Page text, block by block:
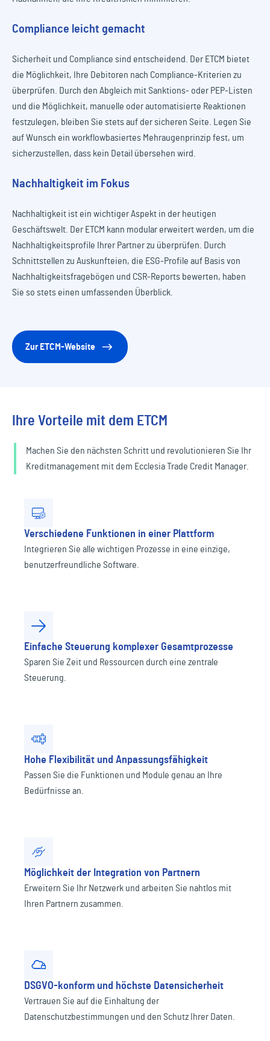
Compliance leicht gemacht
Sicherheit und Compliance sind entscheidend. Der ETCM bietet
die Möglichkeit, Ihre Debitoren nach Compliance-Kriterien zu
überprüfen. Durch den Abgleich mit Sanktions- oder PEP-Listen
und die Möglichkeit, manuelle oder automatisierte Reaktionen
festzulegen, bleiben Sie stets auf der sicheren Seite. Legen Sie
auf Wunsch ein workflowbasiertes Mehraugenprinzip fest, um
sicherzustellen, dass kein Detail übersehen wird.
Nachhaltigkeit im Fokus
Nachhaltigkeit ist ein wichtiger Aspekt in der heutigen
Geschäftswelt. Der ETCM kann modular erweitert werden, um die
Nachhaltigkeitsprofile Ihrer Partner zu überprüfen. Durch
Schnittstellen zu Auskunfteien, die ESG-Profile auf Basis von
Nachhaltigkeitsfragebögen und CSR-Reports bewerten, haben
Sie so stets einen umfassenden Überblick.
Zur ETCM-Website
Ihre Vorteile mit dem ETCM
Machen Sie den nächsten Schritt und revolutionieren Sie Ihr
Kreditmanagement mit dem Ecclesia Trade Credit Manager.
Verschiedene Funktionen in einer Plattform
Integrieren Sie alle wichtigen Prozesse in eine einzige,
benutzerfreundliche Software.
Einfache Steuerung komplexer Gesamtprozesse
Sparen Sie Zeit und Ressourcen durch eine zentrale
Steuerung.
Hohe Flexibilität und Anpassungsfähigkeit
Passen Sie die Funktionen und Module genau an Ihre
Bedürfnisse an.
Möglichkeit der Integration von Partnern
Erweitern Sie Ihr Netzwerk und arbeiten Sie nahtlos mit
Ihren Partnern zusammen.
DSGVO-konform und höchste Datensicherheit
Vertrauen Sie auf die Einhaltung der
Datenschutzbestimmungen und den Schutz Ihrer Daten.